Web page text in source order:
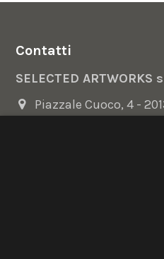
Contatti
SELECTED ARTWORKS
Piazzale Cuoco, 4 -